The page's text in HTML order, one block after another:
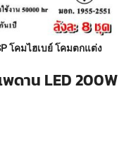
โคมไฮเบย์ โคมตกแต่ง
ดาน LED 200W